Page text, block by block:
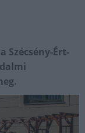
Szécsény-Ért-